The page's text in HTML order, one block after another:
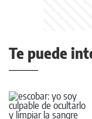
Te puede